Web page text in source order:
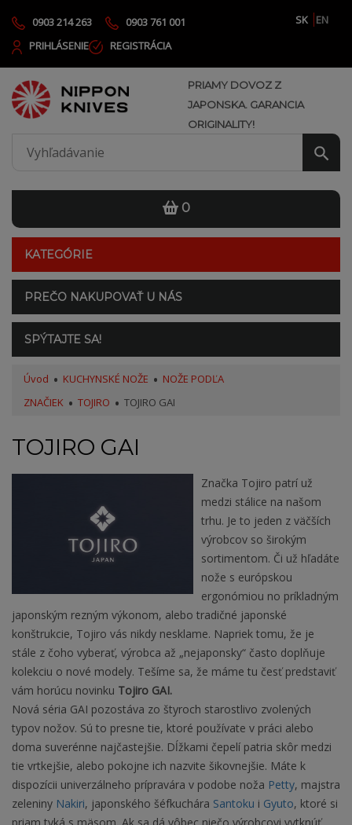
0903 214 263 0903 761 001 SK
EN
PRIHLÁSENIE
REGISTRÁCIA
PRIAMY DOVOZ Z
JAPONSKA. GARANCIA
ORIGINALITY!
0
KATEGÓRIE
PREČO NAKUPOVAŤ U NÁS
SPÝTAJTE SA!
Úvod KUCHYNSKÉ NOŽE
NOŽE PODĽA
ZNAČIEK
TOJIRO TOJIRO GAI
TOJIRO GAI
Značka Tojiro patrí už
medzi stálice na našom
trhu. Je to jeden z väčších
výrobcov so širokým
sortimentom. Či už hľadáte
nože s európskou
ergonómiou no príkladným
japonským rezným výkonom, alebo tradičné japonské
konštrukcie, Tojiro vás nikdy nesklame. Napriek tomu, že je
stále z čoho vyberať, výrobca až „nejaponsky“ často doplňuje
kolekciu o nové modely. Tešíme sa, že máme tu česť predstaviť
vám horúcu novinku Tojiro GAI.
Nová séria GAI pozostáva zo štyroch starostlivo zvolených
typov nožov. Sú to presne tie, ktoré používate v práci alebo
doma suverénne najčastejšie. Dĺžkami čepelí patria skôr medzi
tie vrtkejšie, alebo pokojne ich nazvite šikovnejšie. Máte k
dispozícii univerzálneho prípravára v podobe noža Petty, majstra
zeleniny Nakiri, japonského šéfkuchára Santoku i Gyuto, ktoré si